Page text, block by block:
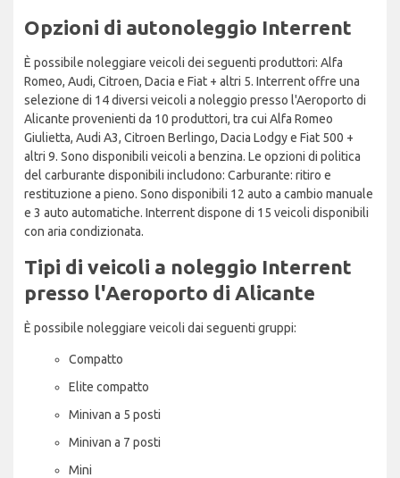
Opzioni di autonoleggio Interrent
È possibile noleggiare veicoli dei seguenti produttori: Alfa
Romeo, Audi, Citroen, Dacia e Fiat + altri 5. Interrent offre una
selezione di 14 diversi veicoli a noleggio presso l'Aeroporto di
Alicante provenienti da 10 produttori, tra cui Alfa Romeo
Giulietta, Audi A3, Citroen Berlingo, Dacia Lodgy e Fiat 500 +
altri 9. Sono disponibili veicoli a benzina. Le opzioni di politica
del carburante disponibili includono: Carburante: ritiro e
restituzione a pieno. Sono disponibili 12 auto a cambio manuale
e 3 auto automatiche. Interrent dispone di 15 veicoli disponibili
con aria condizionata.
Tipi di veicoli a noleggio Interrent
presso l'Aeroporto di Alicante
È possibile noleggiare veicoli dai seguenti gruppi:
Compatto
Elite compatto
Minivan a 5 posti
Minivan a 7 posti
Mini